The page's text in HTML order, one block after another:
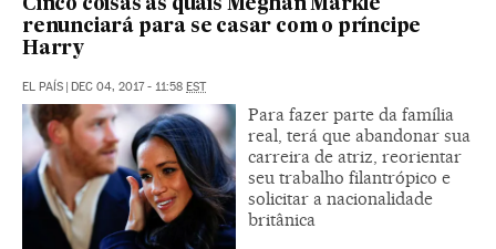
Cinco coisas às quais Meghan Markle
renunciará para se casar com o príncipe
Harry
EL PAÍS | DEC 04, 2017 - 11:58 EST
Para fazer parte da família
real, terá que abandonar sua
carreira de atriz, reorientar
seu trabalho filantrópico e
solicitar a nacionalidade
britânica